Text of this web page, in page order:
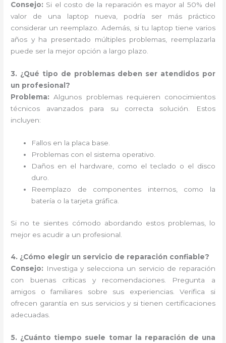
Consejo: Si el costo de la reparación es mayor al 50% del
valor de una laptop nueva, podría ser más práctico
considerar un reemplazo. Además, si tu laptop tiene varios
años y ha presentado múltiples problemas, reemplazarla
puede ser la mejor opción a largo plazo.
3. ¿Qué tipo de problemas deben ser atendidos por
un profesional?
Problema: Algunos problemas requieren conocimientos
técnicos avanzados para su correcta solución. Estos
incluyen:
Fallos en la placa base.
Problemas con el sistema operativo.
Daños en el hardware, como el teclado o el disco
duro.
Reemplazo de componentes internos, como la
batería o la tarjeta gráfica.
Si no te sientes cómodo abordando estos problemas, lo
mejor es acudir a un profesional.
4. ¿Cómo elegir un servicio de reparación confiable?
Consejo: Investiga y selecciona un servicio de reparación
con buenas críticas y recomendaciones. Pregunta a
amigos o familiares sobre sus experiencias. Verifica si
ofrecen garantía en sus servicios y si tienen certificaciones
adecuadas.
5. ¿Cuánto tiempo suele tomar la reparación de una